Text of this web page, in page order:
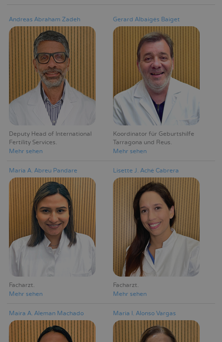
Andreas Abraham Zadeh
Deputy Head of International
Fertility Services
Mehr sehen
Gerard Albaigés Baiget
Koordinator für Geburtshilfe
Tarragona und Reus
Mehr sehen
Maria A. Abreu Pandare
Facharzt
Mehr sehen
Lisette J. Aché Cabrera
Facharzt
Mehr sehen
Maira A. Aleman Machado Maria I. Alonso Vargas